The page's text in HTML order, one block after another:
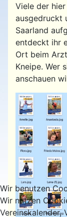
Viele der
ausgedruckt
Saarland
entdeckt ihr
Ort beim
Kneipe. Wer
anschauen
Wir benutzen
Wir nutzen
Vereinskalender,